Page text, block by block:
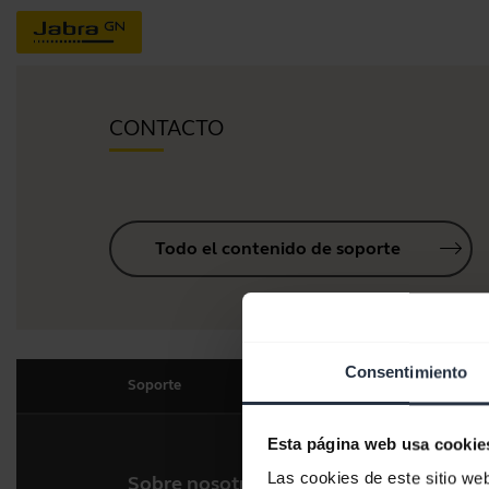
Consentimiento
Esta página web usa
Las cookies de este sitio
CONTACTO
Todo el contenido de soporte
Soporte
Sobre nosotros